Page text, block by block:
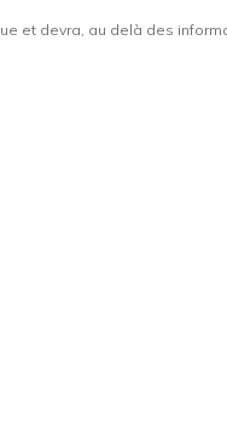
et devra, au delà des